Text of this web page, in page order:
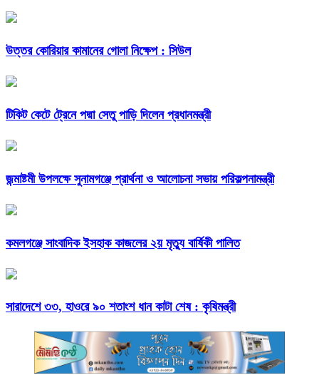
উত্তর কোরিয়ার কামানের গোলা নিক্ষেপ : সিউল
টিকিট কেটে ট্রেনে পদ্মা সেতু পাড়ি দিলেন প্রধানমন্ত্রী
জন্মাষ্টমী উপলক্ষে সুনামগঞ্জে প্রার্থনা ও আলোচনা সভায় পরিকল্পনামন্ত্রী
কমলগঞ্জে সাংবাদিক ইসহাক কাজলের ২য় মৃত্যু বার্ষিকী পালিত
সারাদেশে ৩৩, হাওরে ৯০ শতাংশ ধান কাটা শেষ : কৃষিমন্ত্রী